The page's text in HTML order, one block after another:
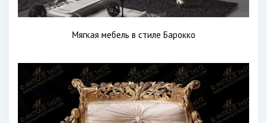
Мягкая мебель в стиле Барокко